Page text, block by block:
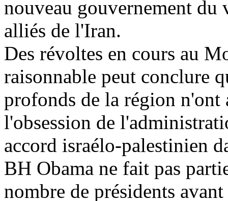
nouveau gouvernement
alliés de l'Iran.
Des révoltes en cours au
raisonnable peut conclure
profonds de la région n'ont
l'obsession de
accord israélo-palestinien
BH Obama ne fait pas
nombre de présidents